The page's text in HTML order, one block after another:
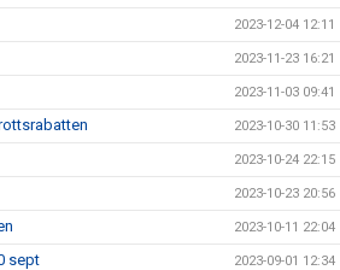
2023-12-04 12:11
2023-11-23 16:21
2023-11-03 09:41
2023-10-30 11:53
2023-10-24 22:15
2023-10-23 20:56
2023-10-11 22:04
sept 2023-09-01 12:34